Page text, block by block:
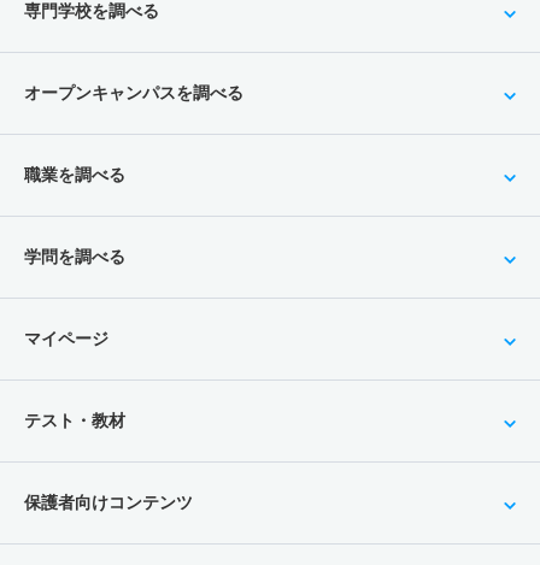
専門学校を調べる
オープンキャンパスを調べる
職業を調べる
学問を調べる
マイページ
テスト・教材
保護者向けコンテンツ